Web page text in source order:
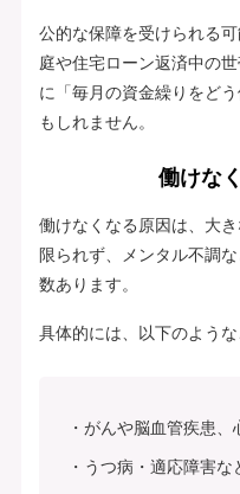
公的な保障を受けられる
庭や住宅ローン返済中の
に「毎月の資金繰りをど
もしれません。
働けな
働けなくなる原因は、大
限られず、メンタル不調
数あります。
具体的には、以下のような
がんや脳血管疾患、
うつ病・適応障害な